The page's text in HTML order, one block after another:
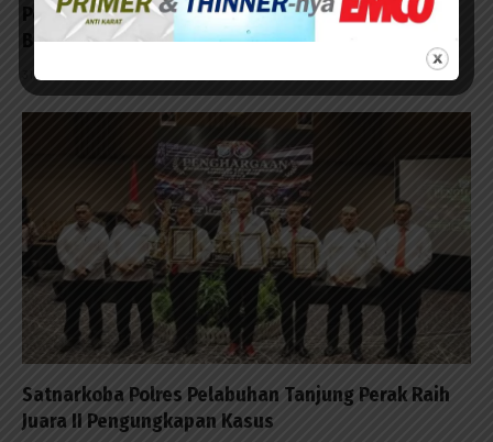
Periksa Mata Guru PAUD, Gandeng RSMM Jatim dan
Baznas
31/07/2026 - 13:57
Satnarkoba Polres Pelabuhan Tanjung Perak Raih
Juara II Pengungkapan Kasus